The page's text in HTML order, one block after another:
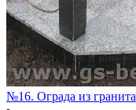
№16. Ограда из гранита